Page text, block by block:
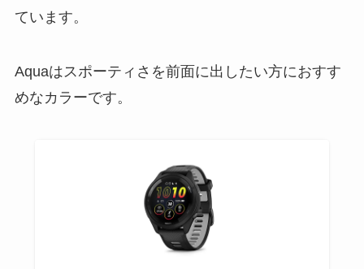
ています。
Aquaはスポーティさを前面に出したい方におすす
めなカラーです。